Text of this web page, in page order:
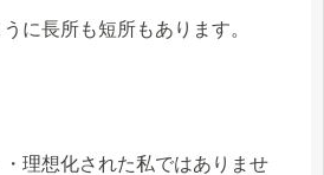
に長所も短所もあります。
理想化された私ではありませ